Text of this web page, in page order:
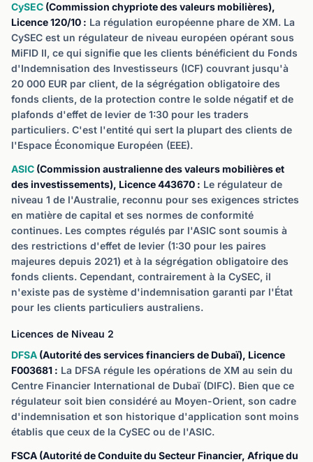
CySEC (Commission chypriote des valeurs mobilières),
Licence 120/10 : La régulation européenne phare de XM. La
CySEC est un régulateur de niveau européen opérant sous
MiFID II, ce qui signifie que les clients bénéficient du Fonds
d'Indemnisation des Investisseurs (ICF) couvrant jusqu'à
20 000 EUR par client, de la ségrégation obligatoire des
fonds clients, de la protection contre le solde négatif et de
plafonds d'effet de levier de 1:30 pour les traders
particuliers. C'est l'entité qui sert la plupart des clients de
l'Espace Économique Européen (EEE).
ASIC (Commission australienne des valeurs mobilières et
des investissements), Licence 443670 : Le régulateur de
niveau 1 de l'Australie, reconnu pour ses exigences strictes
en matière de capital et ses normes de conformité
continues. Les comptes régulés par l'ASIC sont soumis à
des restrictions d'effet de levier (1:30 pour les paires
majeures depuis 2021) et à la ségrégation obligatoire des
fonds clients. Cependant, contrairement à la CySEC, il
n'existe pas de système d'indemnisation garanti par l'État
pour les clients particuliers australiens.
Licences de Niveau 2
DFSA (Autorité des services financiers de Dubaï), Licence
F003681 : La DFSA régule les opérations de XM au sein du
Centre Financier International de Dubaï (DIFC). Bien que ce
régulateur soit bien considéré au Moyen-Orient, son cadre
d'indemnisation et son historique d'application sont moins
établis que ceux de la CySEC ou de l'ASIC.
FSCA (Autorité de Conduite du Secteur Financier, Afrique du